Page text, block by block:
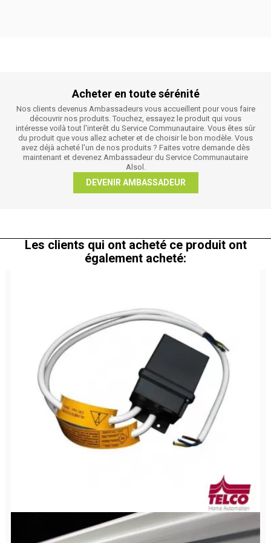
Acheter en toute sérénité
Nos clients devenus Ambassadeurs vous accueillent pour vous faire
découvrir nos produits. Touchez, essayez le produit qui vous
intéresse voilà tout l'interêt du Service Communautaire. Vous êtes sûr
du produit que vous allez acheter et de choisir le bon modèle. Vous
avez déjà acheté l'un de nos produits ? Faites votre demande dès
maintenant et devenez Ambassadeur du Service Communautaire
Alsol.
DEVENIR AMBASSADEUR
Les clients qui ont acheté ce produit ont
également acheté:
Centrale radio pour store banne